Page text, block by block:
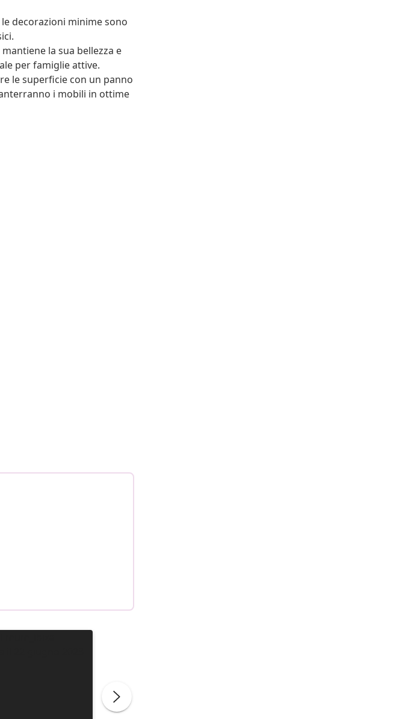
decorazioni minime sono
la sua bellezza e
per famiglie attive.
le superficie con un panno
i mobili in ottime